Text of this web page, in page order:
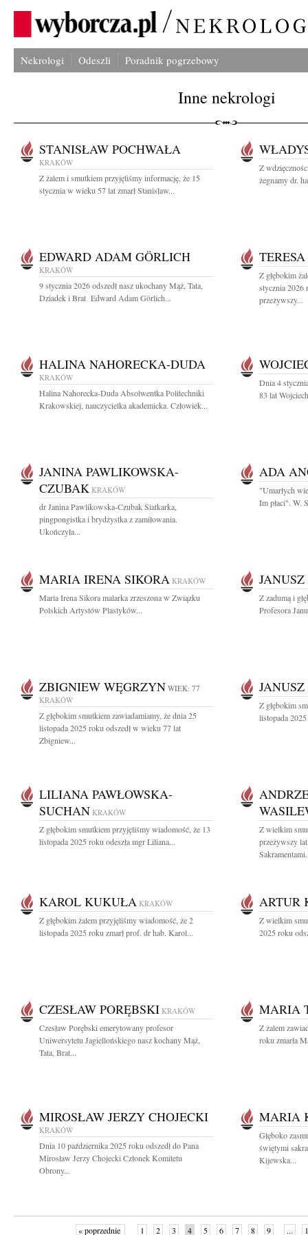
Nekrologi Odeszli Poradnik pogrzebowy
Inne nekrologi
STANISŁAW POCHWAŁA
KRAKÓW
Z żalem i smutkiem przyjęliśmy informację, że 15
stycznia w wieku 57 lat zmarł Stanisław...
Z
żegnamy dr.
EDWARD ADAM GÖRLICH
KRAKÓW
9 stycznia 2026 odszedł nasz ukochany Mąż, Tata,
Dziadek i Brat Edward Adam Görlich...
Z głębokim
stycznia 2026
przeżywszy...
HALINA NAHORECKA-DUDA
KRAKÓW
Halina Nahorecka-Duda Absolwentka Politechniki
Krakowskiej, nauczycielka akademicka. Człowiek...
Dnia 4
83 lat
JANINA PAWLIKOWSKA-
CZUBAK KRAKÓW
dr Janina Pawlikowska-Czubak Siatkarka,
pingpongistka i brydżystka z zamiłowania.
Ukończyła...
ADA
"Umarłych
Im płaci". W.
MARIA IRENA SIKORA KRAKÓW
Maria Irena Sikora malarka zrzeszona w Związku
Polskich Artystów Plastyków...
Z zadumą i
Profesora
ZBIGNIEW WĘGRZYN WIEK: 77
KRAKÓW
Z głębokim smutkiem zawiadamiamy, że dnia 25
listopada 2025 roku odszedł w wieku 77 lat
Zbigniew...
Z głębokim
listopada
LILIANA PAWŁOWSKA-
SUCHAN KRAKÓW
Z głębokim smutkiem przyjęliśmy wiadomość, że 13
listopada 2025 roku odeszła mgr Liliana...
Z wielkim
przeżywszy
KAROL KUKUŁA KRAKÓW
Z głębokim żalem przyjęliśmy wiadomość, że 2
listopada 2025 roku zmarł prof. dr hab. Karol...
ARTUR
Z wielkim
2025 roku
CZESŁAW PORĘBSKI KRAKÓW
Czesław Porębski emerytowany profesor
Uniwersytetu Jagiellońskiego nasz kochany Mąż,
Tata, Brat...
MARIA
Z żalem
roku zmarła
MIROSŁAW JERZY CHOJECKI
KRAKÓW
Dnia 10 października 2025 roku odszedł do Pana
Mirosław Jerzy Chojecki Członek Komitetu
Obrony...
MARIA
Głęboko
świętymi
Kijewska...
« poprzednie 1 2 3 4 5 6 7 8 9 ...